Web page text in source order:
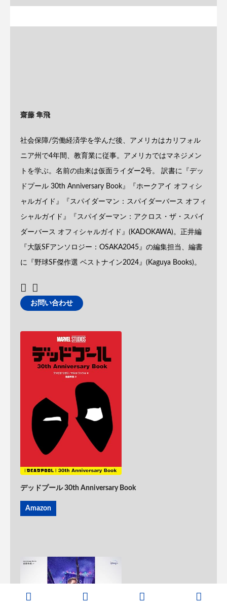
齋藤 隼飛
社会保障/労働経済学を学んだ後、アメリカはカリフォル
ニア州で4年間、教育業に従事。アメリカではマネジメン
トを学ぶ。名前の由来は仮面ライダー2号。 訳書に『デッ
ドプール 30th Anniversary Book』『ホークアイ オフィシ
ャルガイド』『スパイダーマン：スパイダーバース オフィ
シャルガイド』『スパイダーマン：アクロス・ザ・スパイ
ダーバース オフィシャルガイド』(KADOKAWA)。正井編
『大阪SFアンソロジー：OSAKA2045』の編集担当、編書
に『野球SF傑作選 ベストナイン2024』(Kaguya Books)。
お問い合わせ
デッドプール 30th Anniversary Book
Amazon